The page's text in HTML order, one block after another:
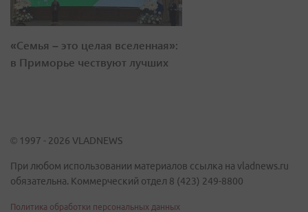
«Семья – это целая вселенная»:
в Приморье чествуют лучших
© 1997 - 2026 VLADNEWS
При любом использовании материалов ссылка на vladnews.ru
обязательна. Коммерческий отдел 8 (423) 249-8800
Политика обработки персональных данных